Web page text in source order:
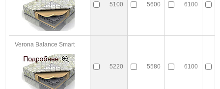
5100 5600 6100
Verona Balance Smart
5220 5580 6100